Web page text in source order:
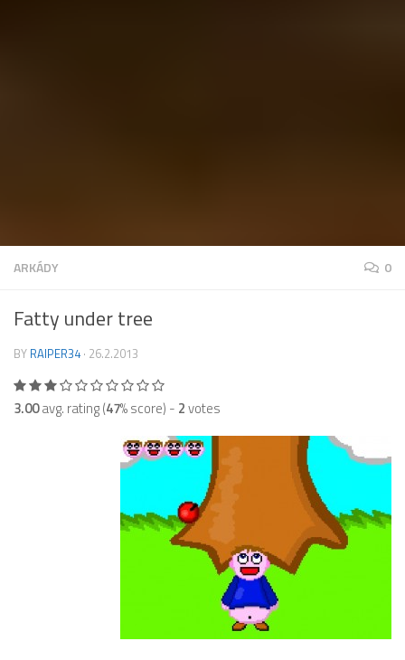
ARKÁDY 0
Fatty under tree
BY RAIPER34 · 26.2.2013
3.00avg. rating (47% score) - 2votes